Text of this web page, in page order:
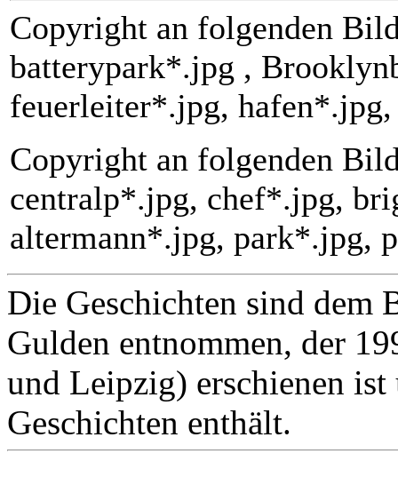
Copyright an folgenden
batterypark*.jpg ,
feuerleiter*.jpg,
Copyright an folgenden
centralp*.jpg, chef*.jpg,
altermann*.jpg, park*.jpg,
Die Geschichten sind
Gulden entnommen, der
und Leipzig) erschienen
Geschichten enthält.